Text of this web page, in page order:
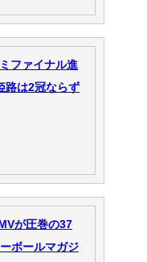
ファイナル進
路は2冠ならず
が圧巻の37
ボールマガジ